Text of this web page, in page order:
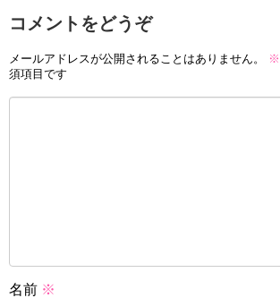
コメントをどうぞ
メールアドレスが公開されることはありません。 ※
須項目です
名前 ※